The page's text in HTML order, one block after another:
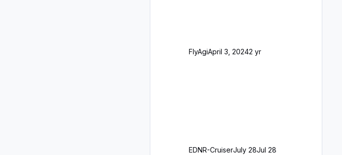
der GA-Ramps) Kompl
FlyAgiApril 3, 20242 yr
EDNR-CruiserJuly 28Jul 28